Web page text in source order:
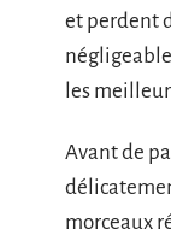
et perdent
les
Avant de
morceaux